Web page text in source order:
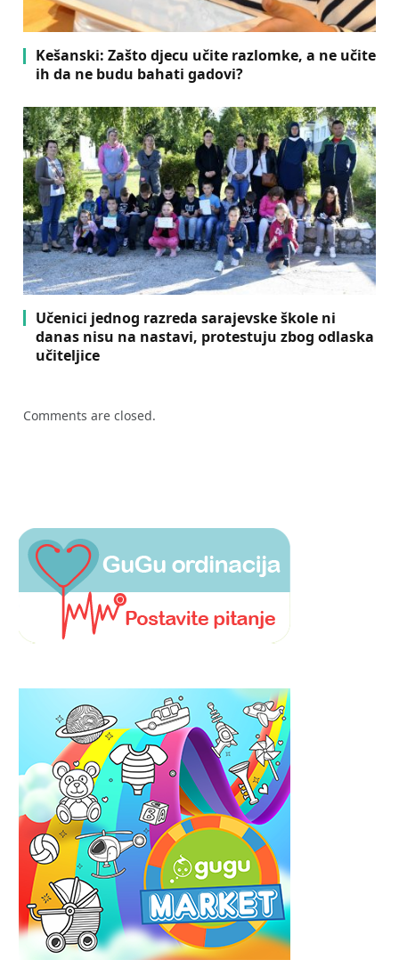
Kešanski: Zašto djecu učite razlomke, a ne učite
ih da ne budu bahati gadovi?
Učenici jednog razreda sarajevske škole ni
danas nisu na nastavi, protestuju zbog odlaska
učiteljice
Comments are closed.